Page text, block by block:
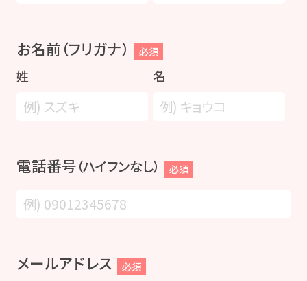
お名前（フリガナ） 必須
姓 名
電話番号（ハイフンなし） 必須
メールアドレス 必須